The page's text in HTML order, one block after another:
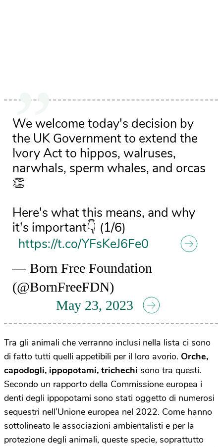
We welcome today's decision by
the UK Government to extend the
Ivory Act to hippos, walruses,
narwhals, sperm whales, and orcas
👏
Here's what this means, and why
it's important👇 (1/6)
https://t.co/YFsKeJ6Fe0
— Born Free Foundation
(@BornFreeFDN)
May 23, 2023
Tra gli animali che verranno inclusi nella lista ci sono
di fatto tutti quelli appetibili per il loro avorio. Orche,
capodogli, ippopotami, trichechi sono tra questi.
Secondo un rapporto della Commissione europea i
denti degli ippopotami sono stati oggetto di numerosi
sequestri nell’Unione europea nel 2022. Come hanno
sottolineato le associazioni ambientalisti e per la
protezione degli animali, queste specie, soprattutto